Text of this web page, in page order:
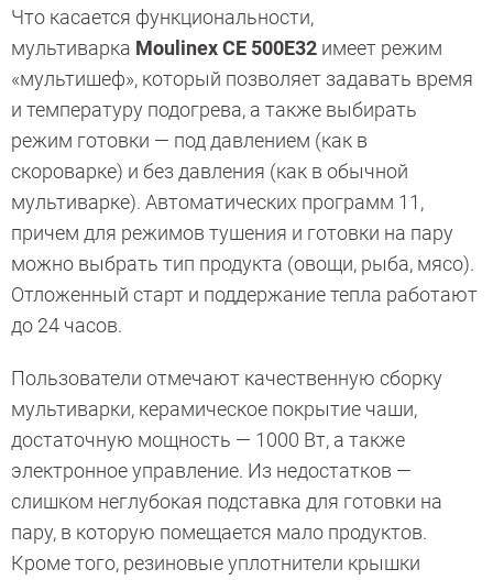
Что касается функциональности,
мультиварка Moulinex CE 500E32 имеет режим
«мультишеф», который позволяет задавать время
и температуру подогрева, а также выбирать
режим готовки — под давлением (как в
скороварке) и без давления (как в обычной
мультиварке). Автоматических программ 11,
причем для режимов тушения и готовки на пару
можно выбрать тип продукта (овощи, рыба, мясо).
Отложенный старт и поддержание тепла работают
до 24 часов.
Пользователи отмечают качественную сборку
мультиварки, керамическое покрытие чаши,
достаточную мощность — 1000 Вт, а также
электронное управление. Из недостатков —
слишком неглубокая подставка для готовки на
пару, в которую помещается мало продуктов.
Кроме того, резиновые уплотнители крышки